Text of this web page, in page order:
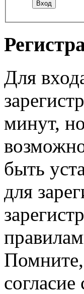
Для
минут,
быть
для
Помните,
согласие